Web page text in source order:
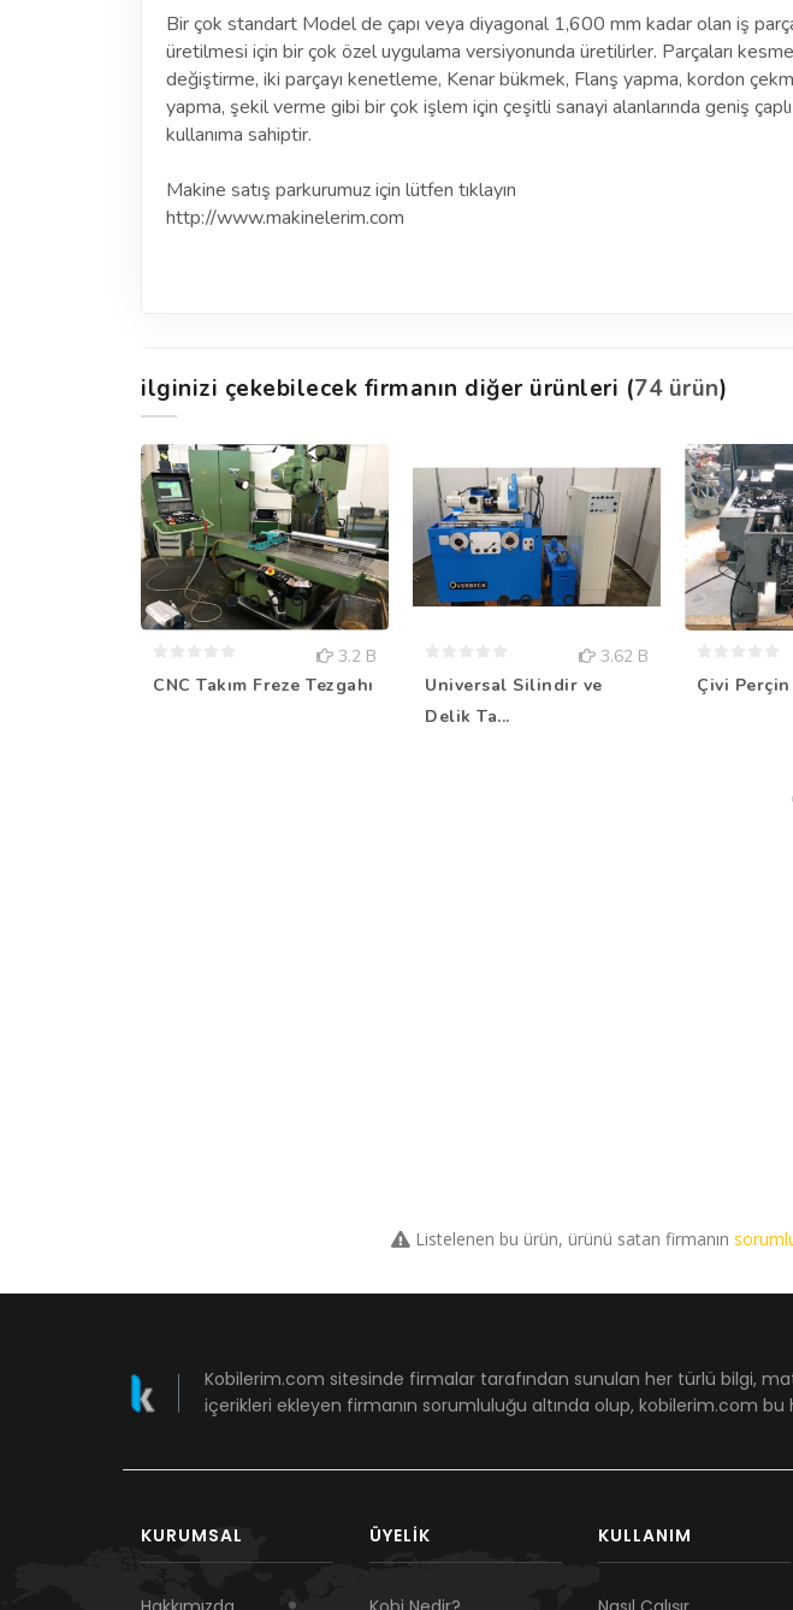
Bir çok standart Model de çapı veya diyagonal 1,600 mm kadar olan iş
üretilmesi için bir çok özel uygulama versiyonunda üretilirler. Parçaları
değiştirme, iki parçayı kenetleme, Kenar bükmek, Flanş yapma, kordon
yapma, şekil verme gibi bir çok işlem için çeşitli sanayi alanlarında geniş
kullanıma sahiptir.
Makine satış parkurumuz için lütfen tıklayın
http://www.makinelerim.com
ilginizi çekebilecek firmanın diğer ürünleri (74 ürün)
3.2 B
CNC Takım Freze Tezgahı
3.62 B
Universal Silindir ve
Delik Ta...
Çivi
Listelenen bu ürün, ürünü satan firmanın
Kobilerim.com sitesinde firmalar tarafından sunulan her türlü bilgi,
içerikleri ekleyen firmanın sorumluluğu altında olup, kobilerim.com
KURUMSAL ÜYELIK KULLANIM